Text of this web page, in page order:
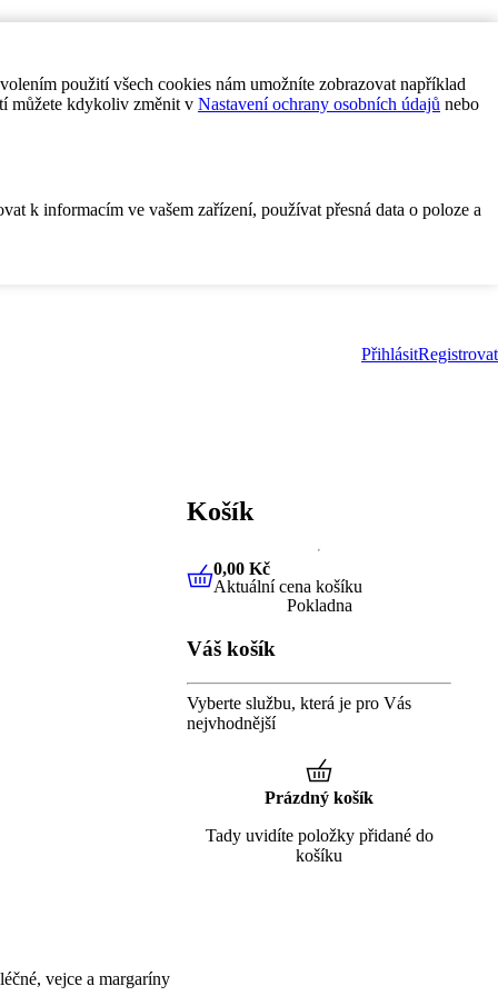
použití všech cookies nám umožníte zobrazovat například
můžete kdykoliv změnit v Nastavení ochrany osobních údajů nebo
k informacím ve vašem zařízení, používat přesná data o poloze a
PřihlásitRegistrovat
vejce a margaríny
Košík
0,00 KčAktuální cena košíku
0,00 Kč
Aktuální cena košíku
Pokladna
Váš košík
Vyberte službu, která je pro Vás
nejvhodnější
Prázdný košík
Tady uvidíte položky přidané do
košíku